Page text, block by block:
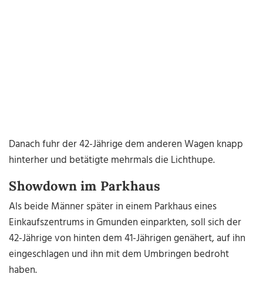
Danach fuhr der 42-Jährige dem anderen Wagen knapp
hinterher und betätigte mehrmals die Lichthupe.
Showdown im Parkhaus
Als beide Männer später in einem Parkhaus eines
Einkaufszentrums in Gmunden einparkten, soll sich der
42-Jährige von hinten dem 41-Jährigen genähert, auf ihn
eingeschlagen und ihn mit dem Umbringen bedroht
haben.